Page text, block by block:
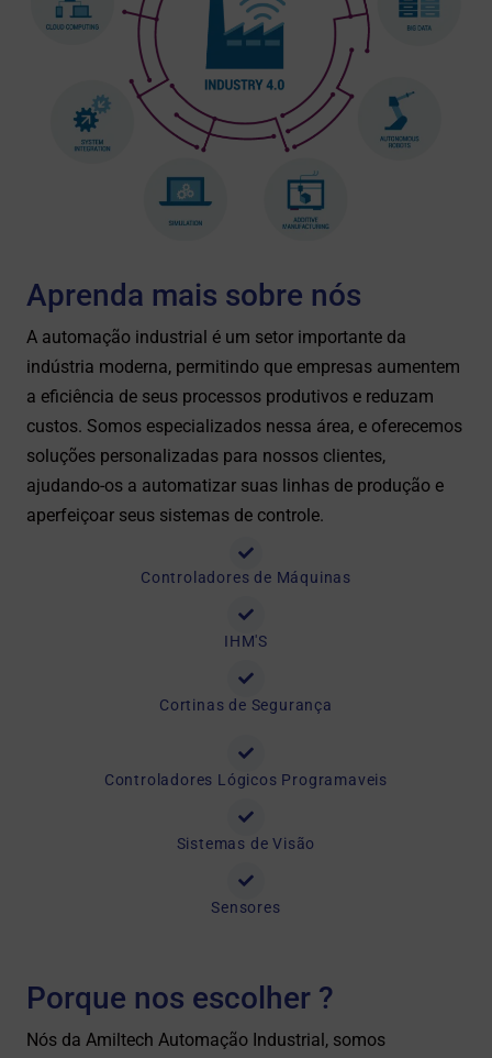
Aprenda mais sobre nós
A automação industrial é um setor importante da
indústria moderna, permitindo que empresas aumentem
a eficiência de seus processos produtivos e reduzam
custos. Somos especializados nessa área, e oferecemos
soluções personalizadas para nossos clientes,
ajudando-os a automatizar suas linhas de produção e
aperfeiçoar seus sistemas de controle.
Controladores de Máquinas
IHM'S
Cortinas de Segurança
Controladores Lógicos Programaveis
Sistemas de Visão
Sensores
Porque nos escolher ?
Nós da Amiltech Automação Industrial, somos